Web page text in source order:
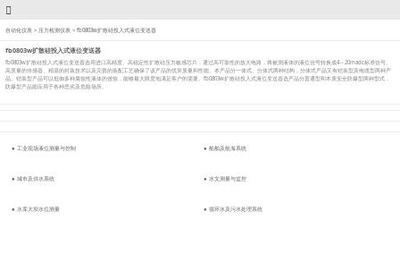
自动化仪表> 压力检测仪表> fb0803w扩散硅投入式液位变送器
fb0803w扩散硅投入式液位变送器
fb0803w扩散硅投入式液位变送器选用进口高精度、高稳定性扩散硅压力敏感芯片，通过高可靠性的放大电路，将被测液体的液位信号转换成4～20madc标准信号。
高质量的传感器、精湛的封装技术以及完善的装配工艺确保了该产品的优异质量和性能。本产品分一体式、分体式两种结构，分体式产品又有铠装型及电缆型两种产
品。铠装型产品可以抵御多种腐蚀性液体的侵蚀，能够最大限度地满足客户的需要。fb0803w扩散硅投入式液位变送器选产品分普通型和本质安全防爆型两种型式，
防爆型产品能应用于各种恶劣及危险场所。
● 工业现场液位测量与控制
● 城市及供水系统
● 水库大坝水位测量
● 船舶及航海系统
● 水文测量与监控
● 循环水及污水处理系统